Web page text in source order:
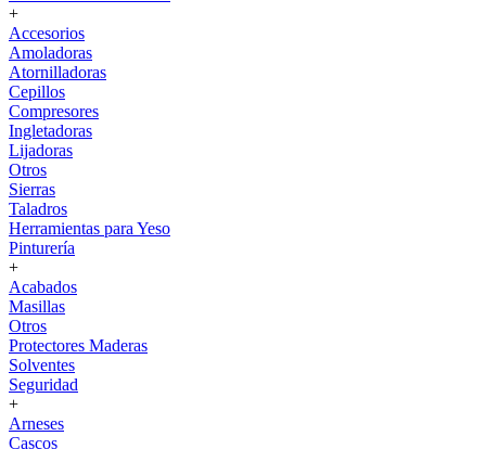
+
Accesorios
Amoladoras
Atornilladoras
Cepillos
Compresores
Ingletadoras
Lijadoras
Otros
Sierras
Taladros
Herramientas para Yeso
Pinturería
+
Acabados
Masillas
Otros
Protectores Maderas
Solventes
Seguridad
+
Arneses
Cascos